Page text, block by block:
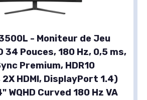
- Moniteur de Jeu
34 Pouces, 180 Hz, 0,5 ms,
Premium, HDR10
HDMI, DisplayPort 1.4)
WQHD Curved 180 Hz VA